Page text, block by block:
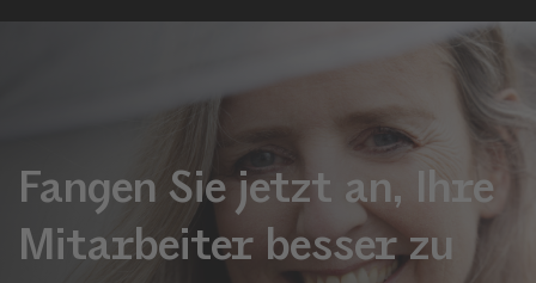
Fangen Sie jetzt an, Ihre
Mitarbeiter besser zu